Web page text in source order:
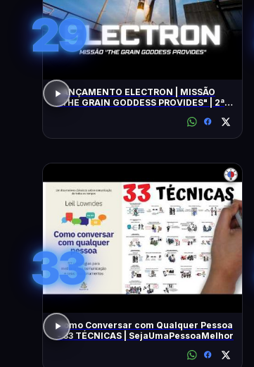
29
LANÇAMENTO ELECTRON | MISSÃO
"THE GRAIN GODDESS PROVIDES" | 2ª
33
Como Conversar com Qualquer Pessoa
- 33 TÉCNICAS | SejaUmaPessoaMelhor